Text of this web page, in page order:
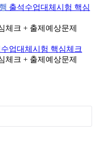
출석수업대체시험 핵심
체크 + 출제예상문제
업대체시험 핵심체크
체크 + 출제예상문제